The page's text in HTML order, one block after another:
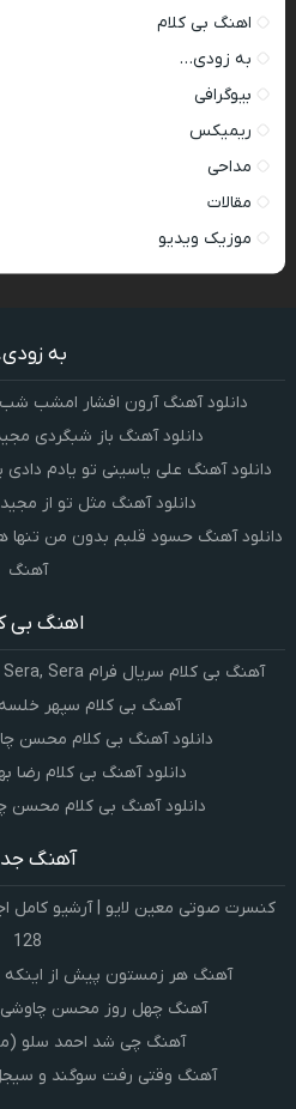
اهنگ بی کلام
به زودی…
بیوگرافی
ریمیکس
مداحی
مقالات
موزیک ویدیو
به
دانلود آهنگ آرون افشار امشب
دانلود آهنگ باز شبگردی
دانلود آهنگ علی یاسینی تو یادم
دانلود آهنگ مثل تو از
دانلود آهنگ حسود قلبم بدون من
آهنگ
اهنگ بی
آهنگ بی کلام سریال فرام Que Sera, Sera از Jack Jezzro – رایگان
آهنگ بی کلام سپهر
دانلود آهنگ بی کلام محسن
دانلود آهنگ بی کلام رضا
دانلود آهنگ بی کلام محسن
آهنگ
128
آهنگ هر زمستون پیش از
آهنگ چهل روز محسن
آهنگ چی شد احمد سلو
آهنگ وقتی رفت سوگند و